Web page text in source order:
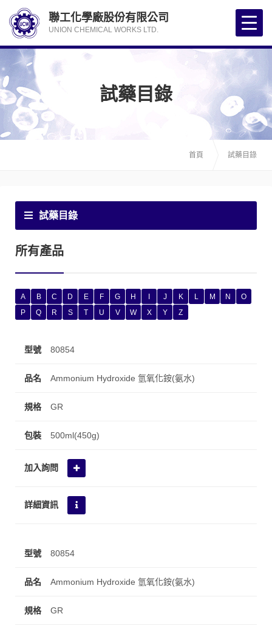
試藥目錄
首頁 試藥目錄
試藥目錄
所有產品
A B C D E F G H J K L M N
O
P
Q R S T U V W X Y Z
80854
Ammonium Hydroxide 氫氧化銨(氨水)
GR
500ml(450g)
80854
Ammonium Hydroxide 氫氧化銨(氨水)
GR
聯工化學廠股份有限公司
UNION CHEMICAL WORKS LTD.